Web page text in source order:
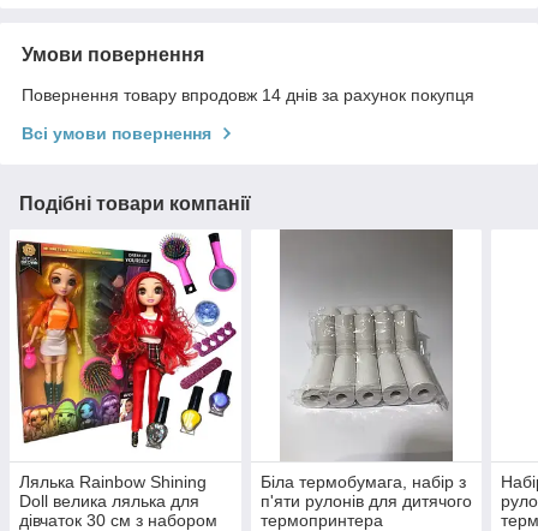
Умови повернення
Повернення товару впродовж 14 днів за рахунок покупця
Всі умови повернення
Подібні товари компанії
Лялька Rainbow Shining
Doll велика лялька для
дівчаток 30 см з набором
Біла термобумага, набір з
п'яти рулонів для дитячого
термопринтера